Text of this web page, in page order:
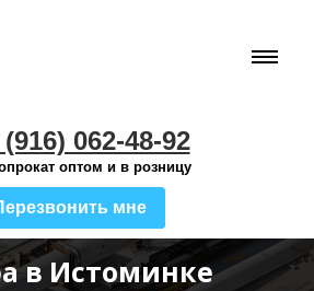
062-48-92
оптом и в розницу
мне
в Истоминке